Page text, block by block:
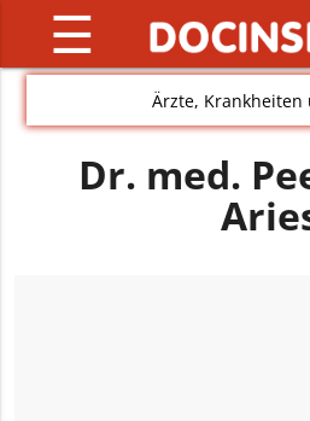
☰
Ärzte,
Dr. med.